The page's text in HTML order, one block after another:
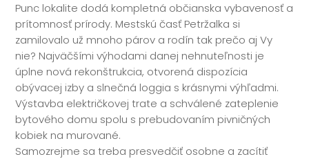
Punc lokalite dodá kompletná občianska vybavenosť a
prítomnosť prírody. Mestskú časť Petržalka si
zamilovalo už mnoho párov a rodín tak prečo aj Vy
nie? Najväčšími výhodami danej nehnuteľnosti je
úplne nová rekonštrukcia, otvorená dispozícia
obývacej izby a slnečná loggia s krásnymi výhľadmi.
Výstavba električkovej trate a schválené zateplenie
bytového domu spolu s prebudovaním pivničných
kobiek na murované.
Samozrejme sa treba presvedčiť osobne a zacítiť